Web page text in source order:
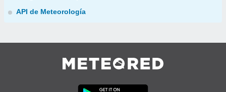
API de Meteorología